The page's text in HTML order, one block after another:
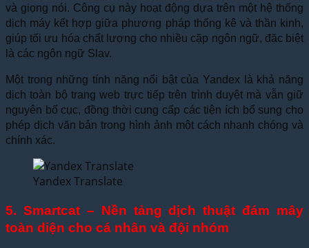
và giọng nói. Công cụ này hoạt động dựa trên một hệ thống
dịch máy kết hợp giữa phương pháp thống kê và thần kinh,
giúp tối ưu hóa chất lượng cho nhiều cặp ngôn ngữ, đặc biệt
là các ngôn ngữ Slav.
Một trong những tính năng nổi bật của Yandex là khả năng
dịch toàn bộ trang web trực tiếp trên trình duyệt mà vẫn giữ
nguyên bố cục, đồng thời cung cấp các tiện ích bổ sung cho
phép dịch văn bản trong hình ảnh một cách nhanh chóng và
chính xác.
Yandex Translate
5. Smartcat – Nền tảng dịch thuật đám mây
toàn diện cho cá nhân và đội nhóm